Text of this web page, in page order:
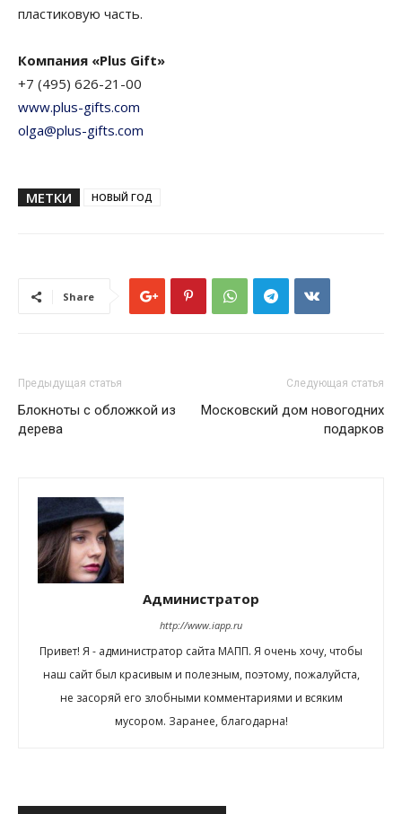
пластиковую часть.
Компания «Plus Gift»
+7 (495) 626-21-00
www.plus-gifts.com
olga@plus-gifts.com
МЕТКИ НОВЫЙ ГОД
Share
Предыдущая статья
Блокноты с обложкой из
дерева
Следующая статья
Московский дом новогодних
подарков
Администратор
http://www.iapp.ru
Привет! Я - администратор сайта МАПП. Я очень хочу, чтобы
наш сайт был красивым и полезным, поэтому, пожалуйста,
не засоряй его злобными комментариями и всяким
мусором. Заранее, благодарна!